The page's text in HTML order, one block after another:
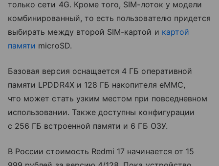
только сети 4G. Кроме того, SIM-лоток у модели
комбинированный, то есть пользователю придется
выбирать между второй SIM-картой и картой
памяти microSD.
Базовая версия оснащается 4 ГБ оперативной
памяти LPDDR4X и 128 ГБ накопителя eMMC,
что может стать узким местом при повседневном
использовании. Также доступны конфигурации
с 256 ГБ встроенной памяти и 6 ГБ ОЗУ.
В России стоимость Redmi 17 начинается от 15